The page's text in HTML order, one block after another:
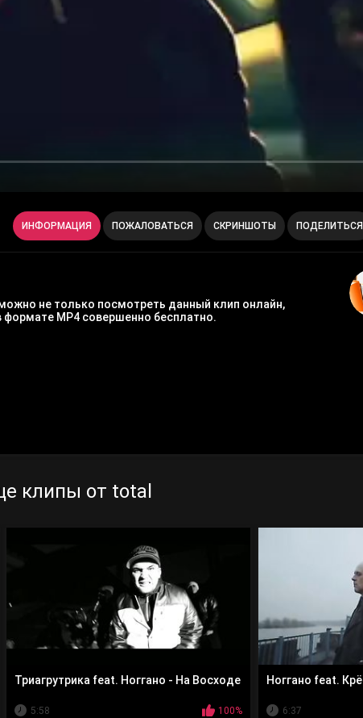
ИНФОРМАЦИЯ ПОЖАЛОВАТЬСЯ СКРИНШОТЫ ПОДЕЛИТЬСЯ
не только посмотреть данный клип онлайн,
формате MP4 совершенно бесплатно.
клипы от total
Триагрутрика feat. Ноггано - На Восходе
5:58
100%
Ноггано feat.
6:37